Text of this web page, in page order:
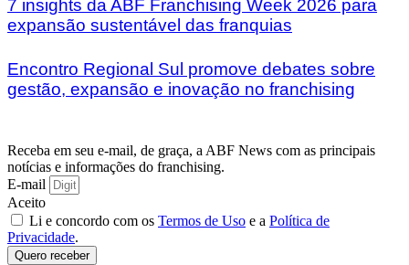
7 insights da ABF Franchising Week 2026 para
expansão sustentável das franquias
Encontro Regional Sul promove debates sobre
gestão, expansão e inovação no franchising
Receba em seu e-mail, de graça, a ABF News com as principais
notícias e informações do franchising.
E-mail
Aceito
Li e concordo com os Termos de Uso e a Política de
Privacidade.
Quero receber